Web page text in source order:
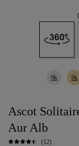
9k 9k
Ascot
Aur Alb
(12)